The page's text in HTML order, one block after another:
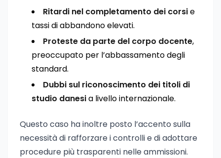
Ritardi nel completamento dei corsie
tassi di abbandono elevati.
Proteste da parte del corpo docente,
preoccupato per l’abbassamento degli
standard.
Dubbi sul riconoscimento dei titoli di
studio danesia livello internazionale.
Questo caso ha inoltre posto l’accento sulla
necessità di rafforzare i controlli e di adottare
procedure più trasparenti nelle ammissioni.